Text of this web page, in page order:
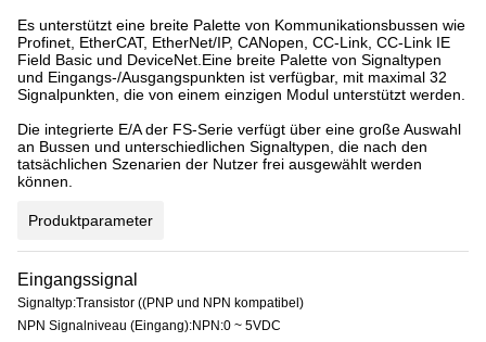
Es unterstützt eine breite Palette von Kommunikationsbussen wie
Profinet, EtherCAT, EtherNet/IP, CANopen, CC-Link, CC-Link IE
Field Basic und DeviceNet.Eine breite Palette von Signaltypen
und Eingangs-/Ausgangspunkten ist verfügbar, mit maximal 32
Signalpunkten, die von einem einzigen Modul unterstützt werden.
Die integrierte E/A der FS-Serie verfügt über eine große Auswahl
an Bussen und unterschiedlichen Signaltypen, die nach den
tatsächlichen Szenarien der Nutzer frei ausgewählt werden
können.
Produktparameter
Eingangssignal
Signaltyp:Transistor ((PNP und NPN kompatibel)
NPN Signalniveau (Eingang):NPN:0 ~ 5VDC